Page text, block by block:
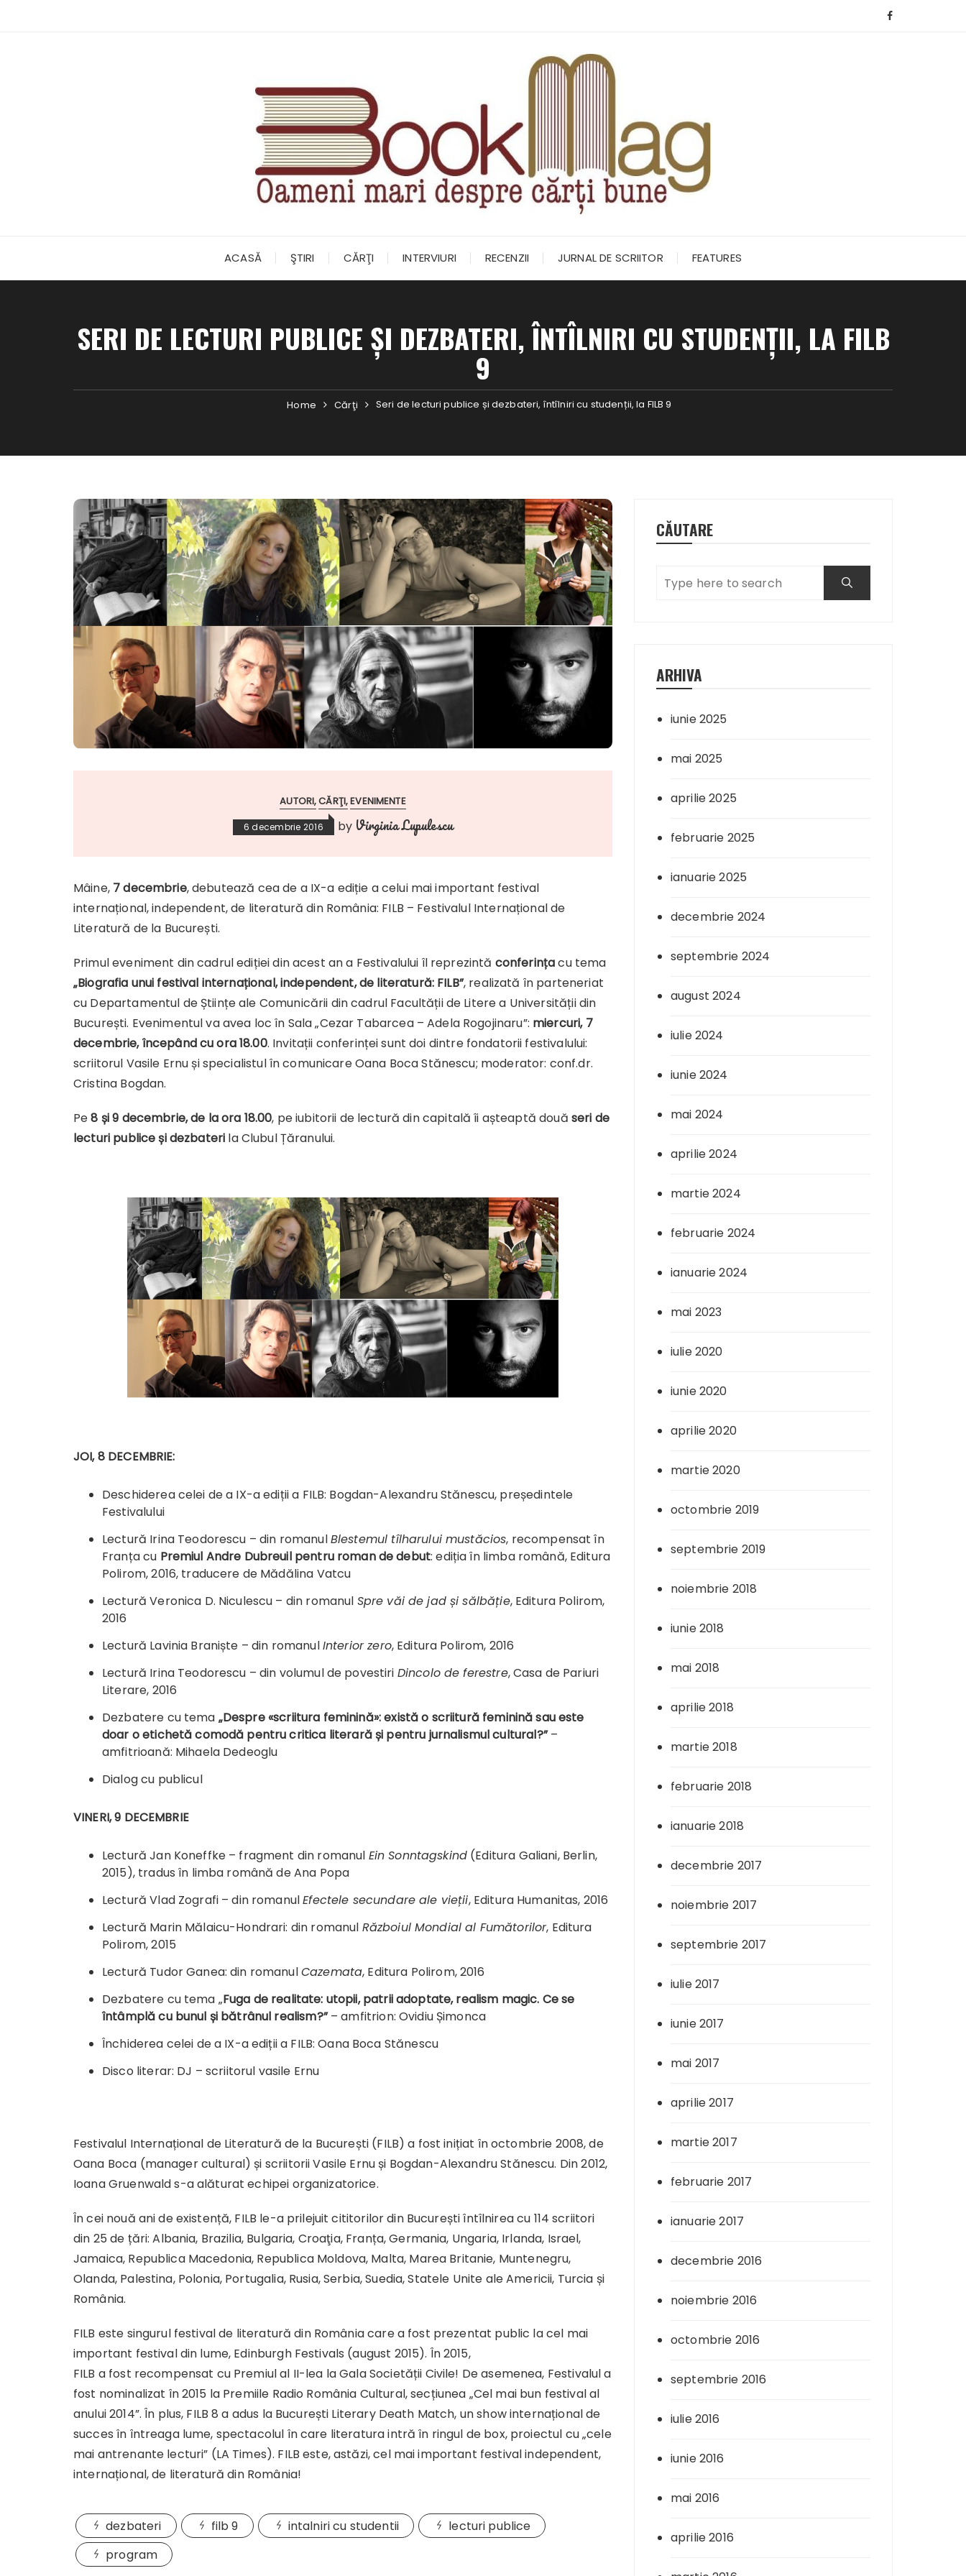
ACASĂ ŞTIRI CĂRŢI INTERVIURI RECENZII JURNAL DE SCRIITOR FEATURES
SERI DE LECTURI PUBLICE ȘI DEZBATERI, ÎNTÎLNIRI CU STUDENȚII, LA FILB
9
Home Cărţi Seri de lecturi publice și dezbateri, întîlniri cu studenții, la FILB 9
AUTORI CĂRŢI EVENIMENTE
6 decembrie 2016 by Virginia Lupulescu
Mâine, 7 decembrie, debutează cea de a IX-a ediție a celui mai important festival
internațional, independent, de literatură din România: FILB – Festivalul Internațional de
Literatură de la București.
Primul eveniment din cadrul ediției din acest an a Festivalului îl reprezintă conferințacu tema
„Biografia unui festival internațional, independent, de literatură: FILB”, realizată în parteneriat
cu Departamentul de Științe ale Comunicării din cadrul Facultății de Litere a Universității din
București. Evenimentul va avea loc în Sala „Cezar Tabarcea – Adela Rogojinaru”: miercuri, 7
decembrie, începând cu ora 18.00. Invitații conferinței sunt doi dintre fondatorii festivalului:
scriitorul Vasile Ernu și specialistul în comunicare Oana Boca Stănescu; moderator: conf.dr.
Cristina Bogdan.
Pe8 și 9 decembrie, de la ora 18.00, pe iubitorii de lectură din capitală îi așteaptă două seri de
lecturi publice și dezbateri la Clubul Țăranului.
JOI, 8 DECEMBRIE:
Deschiderea celei de a IX-a ediții a FILB: Bogdan-Alexandru Stănescu, președintele
Festivalului
Lectură Irina Teodorescu – din romanulBlestemul tîlharului mustăcios, recompensat în
Franța cu Premiul Andre Dubreuil pentru roman de debut: ediția în limba română, Editura
Polirom, 2016, traducere de Mădălina Vatcu
Lectură Veronica D. Niculescu – din romanul Spre văi de jad și sălbăție, Editura Polirom,
2016
Lectură Lavinia Braniște – din romanulInterior zero, Editura Polirom, 2016
Lectură Irina Teodorescu – din volumul de povestiri Dincolo de ferestre, Casa de Pariuri
Literare, 2016
Dezbatere cu tema „Despre «scriitura feminină»: există o scriitură feminină sau este
doar o etichetă comodă pentru critica literară și pentru jurnalismul cultural?”–
amfitrioană: Mihaela Dedeoglu
Dialog cu publicul
VINERI, 9 DECEMBRIE
Lectură Jan Koneffke – fragment din romanul Ein Sonntagskind (Editura Galiani, Berlin,
2015), tradus în limba română de Ana Popa
Lectură Vlad Zografi – din romanulEfectele secundare ale vieții, Editura Humanitas, 2016
Lectură Marin Mălaicu-Hondrari: din romanul Războiul Mondial al Fumătorilor, Editura
Polirom, 2015
Lectură Tudor Ganea: din romanulCazemata, Editura Polirom, 2016
Dezbatere cu tema „Fuga de realitate: utopii, patrii adoptate, realism magic. Ce se
întâmplă cu bunul și bătrânul realism?”– amfitrion: Ovidiu Șimonca
Închiderea celei de a IX-a ediții a FILB: Oana Boca Stănescu
Disco literar: DJ – scriitorul vasile Ernu
Festivalul Internațional de Literatură de la București (FILB) a fost inițiat în octombrie 2008, de
Oana Boca (manager cultural) și scriitorii Vasile Ernu și Bogdan-Alexandru Stănescu. Din 2012,
Ioana Gruenwald s-a alăturat echipei organizatorice.
În cei nouă ani de existență, FILB le-a prilejuit cititorilor din București întîlnirea cu 114 scriitori
din 25 de țări: Albania, Brazilia, Bulgaria, Croaţia, Franța, Germania, Ungaria, Irlanda, Israel,
Jamaica, Republica Macedonia, Republica Moldova, Malta, Marea Britanie, Muntenegru,
Olanda, Palestina, Polonia, Portugalia, Rusia, Serbia, Suedia, Statele Unite ale Americii, Turcia și
România.
FILB este singurul festival de literatură din România care a fost prezentat public la cel mai
important festival din lume, Edinburgh Festivals (august 2015). În 2015,
FILB a fost recompensat cu Premiul al II-lea la Gala Societății Civile! De asemenea, Festivalul a
fost nominalizat în 2015 la Premiile Radio România Cultural, secțiunea „Cel mai bun festival al
anului 2014”. În plus, FILB 8 a adus la București Literary Death Match, un show internațional de
succes în întreaga lume, spectacolul în care literatura intră în ringul de box, proiectul cu „cele
mai antrenante lecturi” (LA Times). FILB este, astăzi, cel mai important festival independent,
internațional, de literatură din România!
dezbateri filb 9 intalniri cu studentii
lecturi publice
program
CĂUTARE
ARHIVA
iunie 2025
mai 2025
aprilie 2025
februarie 2025
ianuarie 2025
decembrie 2024
septembrie 2024
august 2024
iulie 2024
iunie 2024
mai 2024
aprilie 2024
martie 2024
februarie 2024
ianuarie 2024
mai 2023
iulie 2020
iunie 2020
aprilie 2020
martie 2020
octombrie 2019
septembrie 2019
noiembrie 2018
iunie 2018
mai 2018
aprilie 2018
martie 2018
februarie 2018
ianuarie 2018
decembrie 2017
noiembrie 2017
septembrie 2017
iulie 2017
iunie 2017
mai 2017
aprilie 2017
martie 2017
februarie 2017
ianuarie 2017
decembrie 2016
noiembrie 2016
octombrie 2016
septembrie 2016
iulie 2016
iunie 2016
mai 2016
aprilie 2016